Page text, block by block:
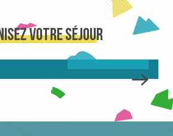
votre séjour
ACTIVITÉS
LIRE LA SUITE